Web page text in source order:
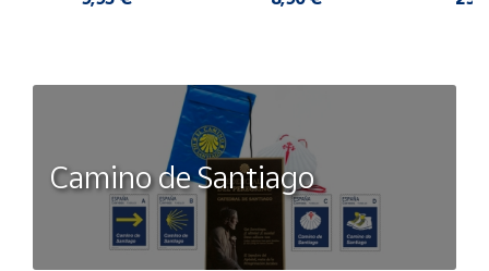
Camino de Santiago